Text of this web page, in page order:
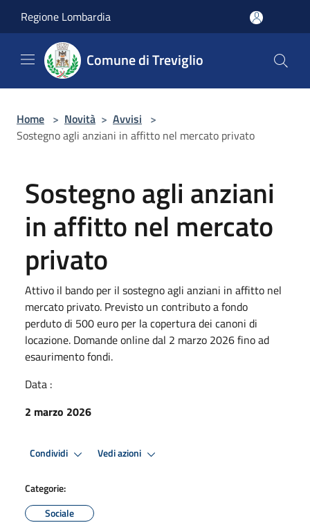
Regione Lombardia
Comune di Treviglio
Home > Novità > Avvisi >
Sostegno agli anziani in affitto nel mercato privato
Sostegno agli anziani
in affitto nel mercato
privato
Attivo il bando per il sostegno agli anziani in affitto nel
mercato privato. Previsto un contributo a fondo
perduto di 500 euro per la copertura dei canoni di
locazione. Domande online dal 2 marzo 2026 fino ad
esaurimento fondi.
Data :
2 marzo 2026
Condividi Vedi azioni
Categorie:
Sociale